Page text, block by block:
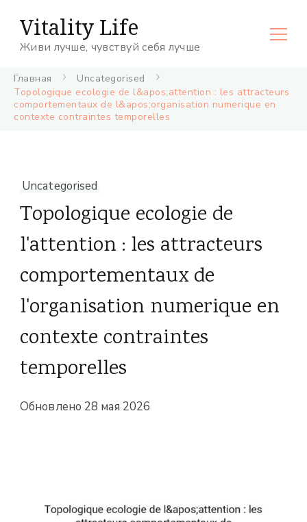
Vitality Life
Живи лучше, чувствуй себя лучше
Главная
Uncategorised
Topologique ecologie de l&apos;attention : les attracteurs
comportementaux de l&apos;organisation numerique en
contexte contraintes temporelles
Uncategorised
Topologique ecologie de
l'attention : les attracteurs
comportementaux de
l'organisation numerique en
contexte contraintes
temporelles
Обновлено 28 мая 2026